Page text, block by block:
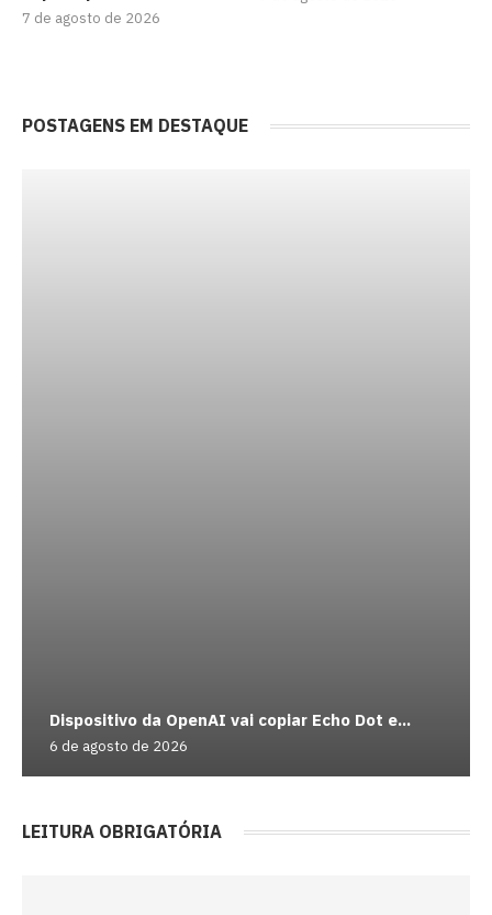
7 de agosto de 2026
POSTAGENS EM DESTAQUE
Dispositivo da OpenAI vai copiar Echo Dot e...
6 de agosto de 2026
LEITURA OBRIGATÓRIA